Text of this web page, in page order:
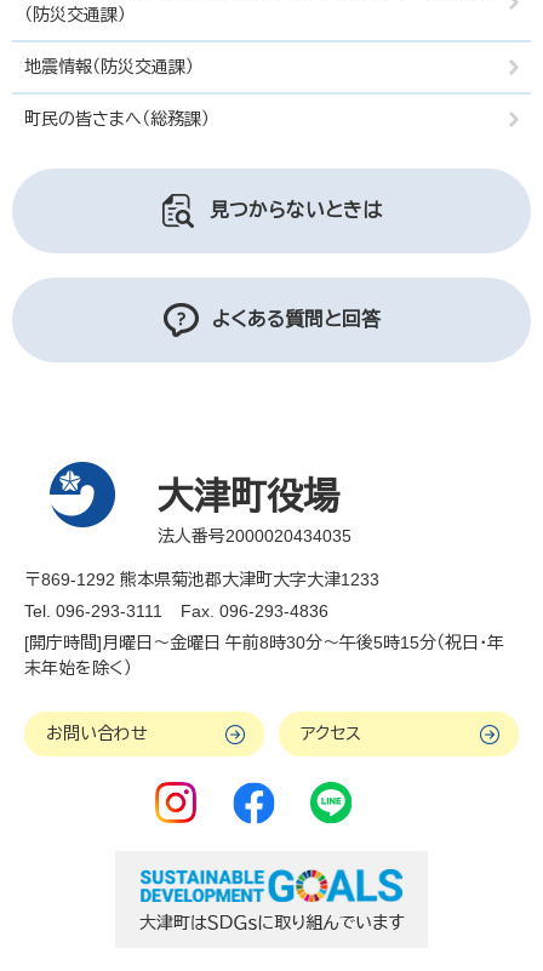
（防災交通課）
地震情報（防災交通課）
町民の皆さまへ（総務課）
見つからないときは
よくある質問と回答
大津町役場
法人番号2000020434035
〒869-1292 熊本県菊池郡大津町大字大津1233
Tel. 096-293-3111
Fax. 096-293-4836
[開庁時間]月曜日～金曜日 午前8時30分～午後5時15分（祝日・年
末年始を除く）
お問い合わせ アクセス